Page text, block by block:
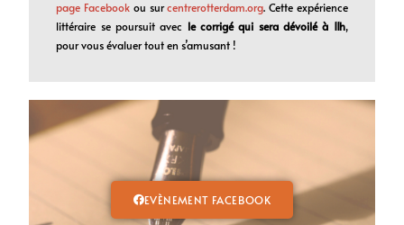
page Facebook ou surcentrerotterdam.org. Cette expérience
littéraire se poursuit avec le corrigé qui sera dévoilé à 11h,
pour vous évaluer tout en s’amusant !
EVÈNEMENT FACEBOOK